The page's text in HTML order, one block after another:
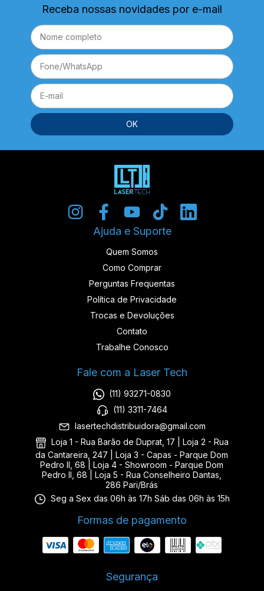
Receba nossas novidades por e-mail
Ajuda e Suporte
Quem Somos
Como Comprar
Perguntas Frequentas
Política de Privacidade
Trocas e Devoluções
Contato
Trabalhe Conosco
Fale com a Laser Tech
(11) 93271-0830
(11) 3311-7464
lasertechdistribuidora@gmail.com
Loja 1 - Rua Barão de Duprat, 17 | Loja 2 - Rua
da Cantareira, 247 | Loja 3 - Capas - Parque Dom
Pedro II, 68 | Loja 4 - Showroom - Parque Dom
Pedro II, 68 | Loja 5 - Rua Conselheiro Dantas,
286 Pari/Brás
Seg a Sex das 06h às 17h Sáb das 06h às 15h
Formas de pagamento
Segurança